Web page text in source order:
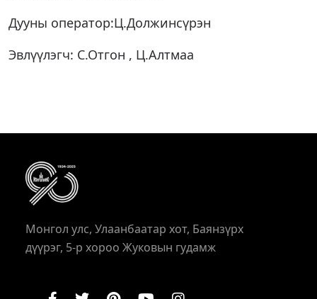
Дууны оператор:Ц.Должинсүрэн
Эвлүүлэгч: С.Отгон , Ц.Алтмаа
Монгол улс, Улаанбаатар хот, Баянзүрх
дүүрэг, 5-р хороо Жуковын гудамж